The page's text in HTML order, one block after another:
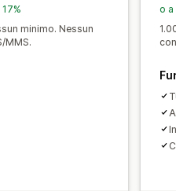
Monitoraggio degli
Campagne di
(OTP)
minimo. Nessun
MMS.
o a